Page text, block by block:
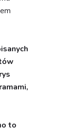
to
jeśli